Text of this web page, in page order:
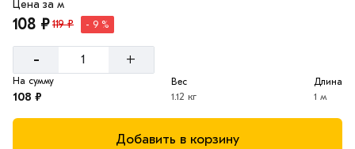
Цена за м
108 ₽119 ₽ - 9 %
- +
На сумму
108 ₽
Вес
1.12 кг
Длина
1 м
Добавить в корзину